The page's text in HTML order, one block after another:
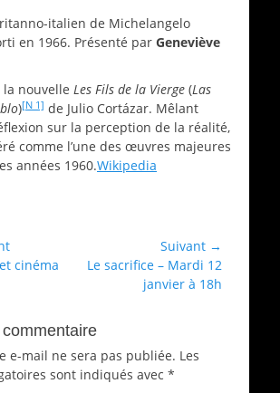
italien de Michelangelo
en 1966. Présenté par Geneviève
nouvelle Les Fils de la Vierge (Las
)[N 1] de Julio Cortázar. Mêlant
sur la perception de la réalité,
comme l’une des œuvres majeures
années 1960.Wikipedia
cinéma
Suivant →
Article
Le sacrifice – Mardi 12
janvier à 18h
e-mail ne sera pas publiée. Les
sont indiqués avec *